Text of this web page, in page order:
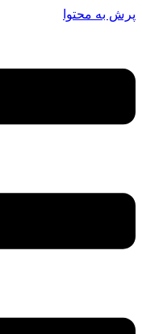
پرش به محتوا